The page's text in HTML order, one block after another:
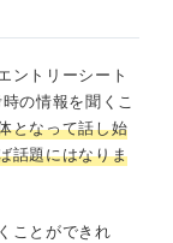
ントリーシート
の情報を聞くこ
となって話し始
話題にはなりま
ことができれ